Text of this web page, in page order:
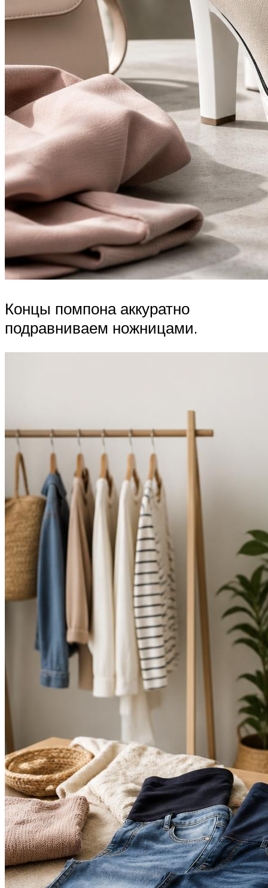
Концы помпона аккуратно
подравниваем ножницами.